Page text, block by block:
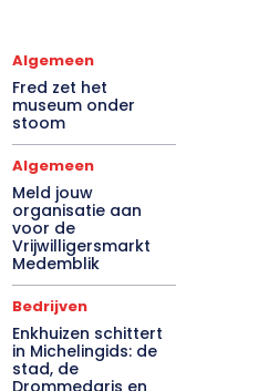
Algemeen
Fred zet het
museum onder
stoom
Algemeen
Meld jouw
organisatie aan
voor de
Vrijwilligersmarkt
Medemblik
Bedrijven
Enkhuizen schittert
in Michelingids: de
stad, de